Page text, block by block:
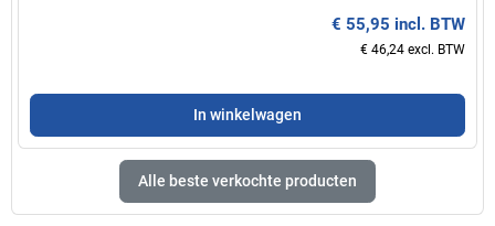
€ 55,95 incl. BTW
€ 46,24 excl. BTW
In winkelwagen
Alle beste verkochte producten